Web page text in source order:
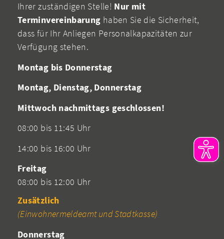
Ihrer zuständigen Stelle! Nur mit
Terminvereinbarung haben Sie die Sicherheit,
dass für Ihr Anliegen Personalkapazitäten zur
Verfügung stehen.
Montag bis Donnerstag
Montag, Dienstag, Donnerstag
Mittwoch nachmittags geschlossen!
08:00 bis 11:45 Uhr
14:00 bis 16:00 Uhr
Freitag
08:00 bis 12:00 Uhr
Zusätzlich
(Einwohnermeldeamt und Stadtkasse)
Donnerstag